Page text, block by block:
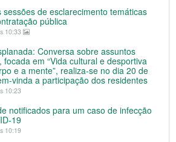
sessões de esclarecimento temáticas
pública
10:33
Conversa sobre assuntos
focada em “Vida cultural e desportiva
e a mente”, realiza-se no dia 20 de
vinda a participação dos residentes
10:23
notificados para um caso de infecção
19
10:19